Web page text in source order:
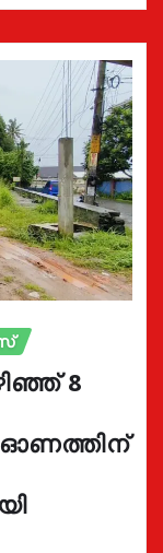
8
ഓണത്തിന്